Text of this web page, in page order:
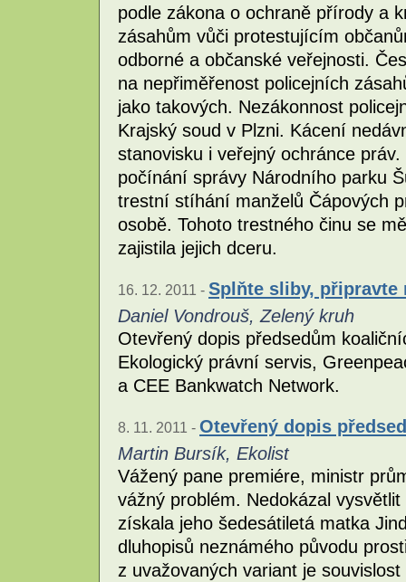
podle zákona o ochraně přírody a
zásahům vůči protestujícím
odborné a občanské veřejnosti.
na nepřiměřenost policejních
jako takových. Nezákonnost
Krajský soud v Plzni. Kácení
stanovisku i veřejný ochránce
počínání správy Národního parku
trestní stíhání manželů Čápových
osobě. Tohoto trestného činu se
zajistila jejich dceru.
16. 12. 2011 - Splňte sliby, připravte
Daniel Vondrouš, Zelený kruh
Otevřený dopis předsedům
Ekologický právní servis,
a CEE Bankwatch Network.
8. 11. 2011 - Otevřený dopis
Martin Bursík, Ekolist
Vážený pane premiére, ministr
vážný problém. Nedokázal
získala jeho šedesátiletá matka
dluhopisů neznámého původu
z uvažovaných variant je